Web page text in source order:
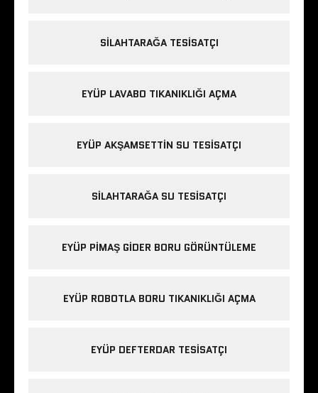
SILAHTARAĞA TESISATÇI
EYÜP LAVABO TIKANIKLIĞI AÇMA
EYÜP AKŞAMSETTIN SU TESISATÇI
SILAHTARAĞA SU TESISATÇI
EYÜP PIMAŞ GIDER BORU GÖRÜNTÜLEME
EYÜP ROBOTLA BORU TIKANIKLIĞI AÇMA
EYÜP DEFTERDAR TESISATÇI